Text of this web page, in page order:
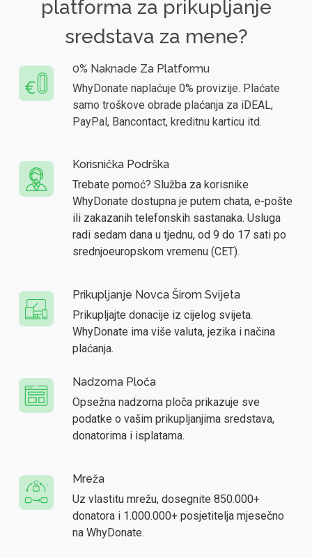
platforma za prikupljanje
sredstava za mene?
0% Naknade Za Platformu
WhyDonate naplaćuje 0% provizije. Plaćate
samo troškove obrade plaćanja za iDEAL,
PayPal, Bancontact, kreditnu karticu itd.
Korisnička Podrška
Trebate pomoć? Služba za korisnike
WhyDonate dostupna je putem chata, e-pošte
ili zakazanih telefonskih sastanaka. Usluga
radi sedam dana u tjednu, od 9 do 17 sati po
srednjoeuropskom vremenu (CET).
Prikupljanje Novca Širom Svijeta
Prikupljajte donacije iz cijelog svijeta.
WhyDonate ima više valuta, jezika i načina
plaćanja.
Nadzorna Ploča
Opsežna nadzorna ploča prikazuje sve
podatke o vašim prikupljanjima sredstava,
donatorima i isplatama.
Mreža
Uz vlastitu mrežu, dosegnite 850.000+
donatora i 1.000.000+ posjetitelja mjesečno
na WhyDonate.